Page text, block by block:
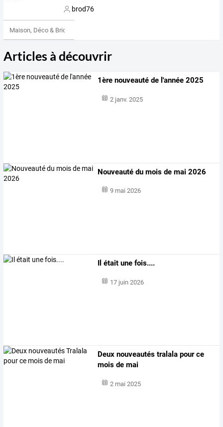
brod76
Maison, Déco & Bricolage
Articles à découvrir
1ère nouveauté de l'année 2025
2 janv. 2025
Nouveauté du mois de mai 2026
9 mai 2026
Il était une fois....
17 juin 2026
Deux nouveautés tralala pour ce
mois de mai
2 mai 2025